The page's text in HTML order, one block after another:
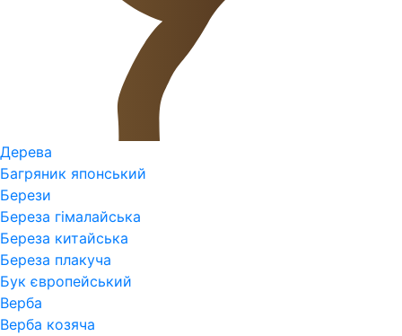
Дерева
Багряник японський
Берези
Береза гімалайська
Береза китайська
Береза плакуча
Бук європейський
Верба
Верба козяча